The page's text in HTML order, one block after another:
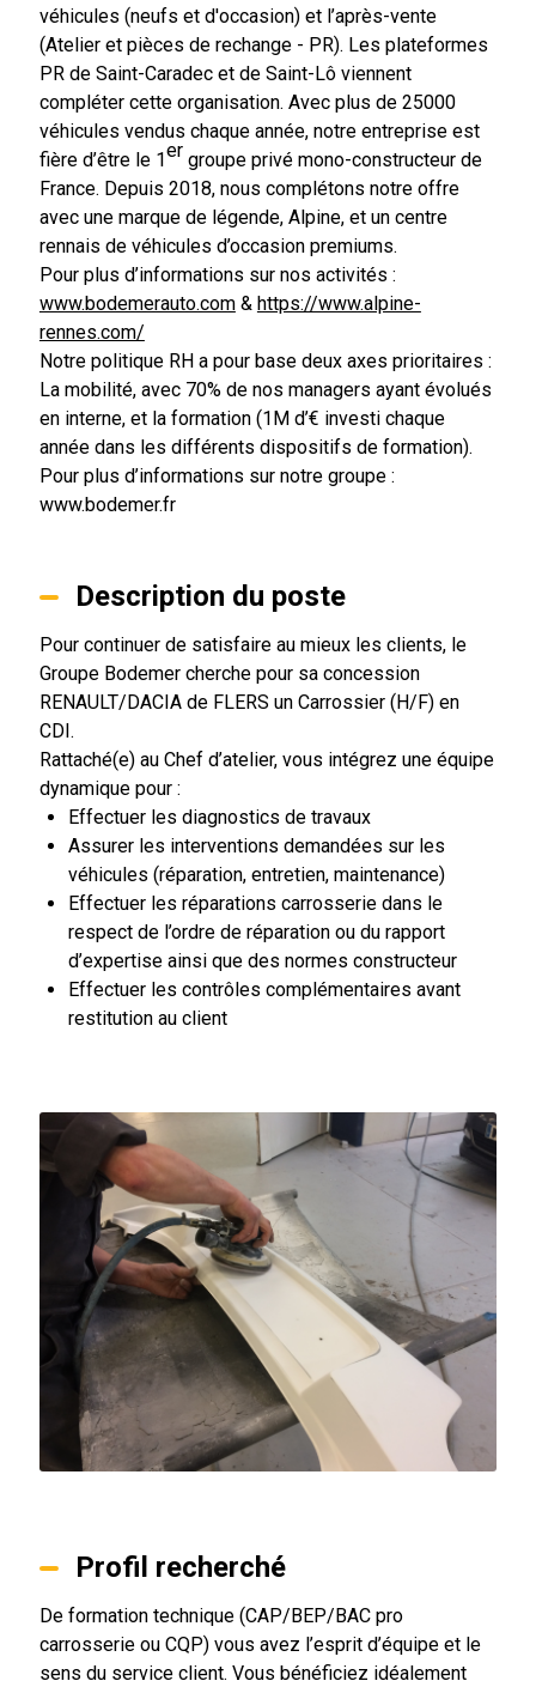
véhicules (neufs et d'occasion) et l’après-vente
(Atelier et pièces de rechange - PR). Les plateformes
PR de Saint-Caradec et de Saint-Lô viennent
compléter cette organisation. Avec plus de 25000
véhicules vendus chaque année, notre entreprise est
fière d’être le 1er groupe privé mono-constructeur de
France. Depuis 2018, nous complétons notre offre
avec une marque de légende, Alpine, et un centre
rennais de véhicules d’occasion premiums.
Pour plus d’informations sur nos activités :
www.bodemerauto.com& https://www.alpine-
rennes.com/
Notre politique RH a pour base deux axes prioritaires :
La mobilité, avec 70% de nos managers ayant évolués
en interne, et la formation (1M d’€ investi chaque
année dans les différents dispositifs de formation).
Pour plus d’informations sur notre groupe :
www.bodemer.fr
Description du poste
Pour continuer de satisfaire au mieux les clients, le
Groupe Bodemer cherche pour sa concession
RENAULT/DACIA de FLERS un Carrossier (H/F) en
CDI.
Rattaché(e) au Chef d’atelier, vous intégrez une équipe
dynamique pour :
Effectuer les diagnostics de travaux
Assurer les interventions demandées sur les
véhicules (réparation, entretien, maintenance)
Effectuer les réparations carrosserie dans le
respect de l’ordre de réparation ou du rapport
d’expertise ainsi que des normes constructeur
Effectuer les contrôles complémentaires avant
restitution au client
Profil recherché
De formation technique (CAP/BEP/BAC pro
carrosserie ou CQP) vous avez l’esprit d’équipe et le
sens du service client. Vous bénéficiez idéalement